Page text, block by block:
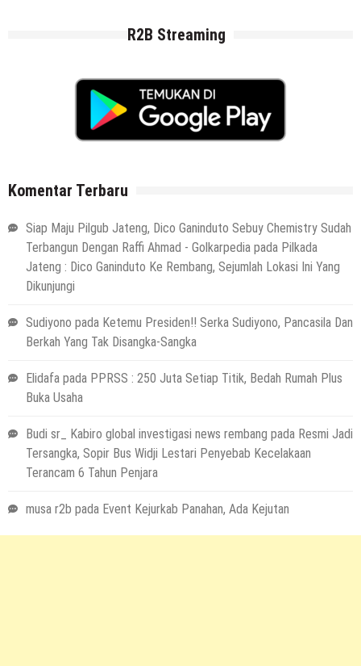
R2B Streaming
Komentar Terbaru
Siap Maju Pilgub Jateng, Dico Ganinduto Sebuy Chemistry Sudah
Terbangun Dengan Raffi Ahmad - Golkarpedia pada Pilkada
Jateng : Dico Ganinduto Ke Rembang, Sejumlah Lokasi Ini Yang
Dikunjungi
Sudiyono pada Ketemu Presiden!! Serka Sudiyono, Pancasila Dan
Berkah Yang Tak Disangka-Sangka
Elidafa pada PPRSS : 250 Juta Setiap Titik, Bedah Rumah Plus
Buka Usaha
Budi sr_ Kabiro global investigasi news rembang pada Resmi Jadi
Tersangka, Sopir Bus Widji Lestari Penyebab Kecelakaan
Terancam 6 Tahun Penjara
musa r2b pada Event Kejurkab Panahan, Ada Kejutan